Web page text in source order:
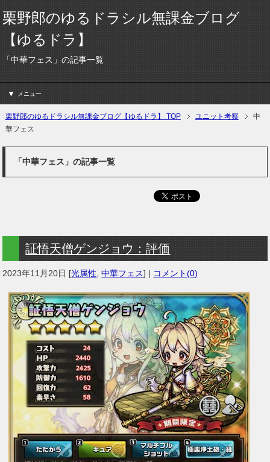
栗野郎のゆるドラシル無課金ブログ
【ゆるドラ】
「中華フェス」の記事一覧
メニュー
栗野郎のゆるドラシル無課金ブログ【ゆるドラ】 TOP ユニット考察
中
華フェス
「中華フェス」の記事一覧
証悟天僧ゲンジョウ：評価
2023年11月20日 [光属性 ,中華フェス] | コメント(0)